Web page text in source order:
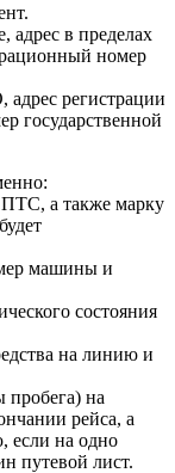
адрес в пределах
номер
регистрации
государственной
а также марку
машины и
состояния
на линию и
на
рейса, а
если на одно
путевой лист.